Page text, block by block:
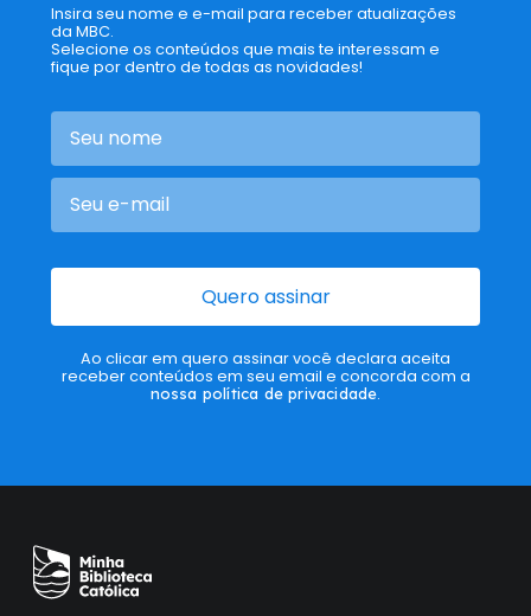
Insira seu nome e e-mail para receber atualizações
da MBC.
Selecione os conteúdos que mais te interessam e
fique por dentro de todas as novidades!
Quero assinar
Ao clicar em quero assinar você declara aceita
receber conteúdos em seu email e concorda com a
nossa política de privacidade.